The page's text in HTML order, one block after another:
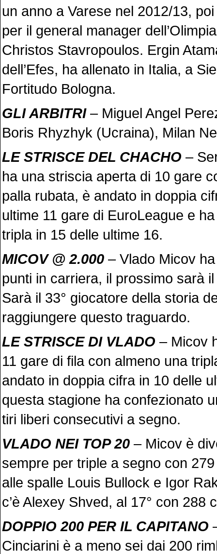
un anno a Varese nel 2012/13, poi
per il general manager
Christos Stavropoulos. Ergin
dell’Efes, ha allenato in Italia, a
Fortitudo Bologna.
GLI ARBITRI– Miguel Angel
Boris Rhyzhyk (Ucraina), Milan
LE STRISCE DEL CHACHO –
ha una striscia aperta di 10 gare
palla rubata, è andato in doppia
ultime 11 gare di EuroLeague e
tripla in 15 delle ultime 16.
MICOV @ 2.000 – Vlado Micov
punti in carriera, il prossimo sarà
Sarà il 33° giocatore della storia
raggiungere questo traguardo.
LE STRISCE DI VLADO – Micov
11 gare di fila con almeno una
andato in doppia cifra in 10 delle
questa stagione ha confezionato
tiri liberi consecutivi a segno.
VLADO NEI TOP 20 – Micov è
sempre per triple a segno con
alle spalle Louis Bullock e Igor
c’è Alexey Shved, al 17° con 288
DOPPIO 200 PER IL CAPITANO
Cinciarini è a meno sei dai 200